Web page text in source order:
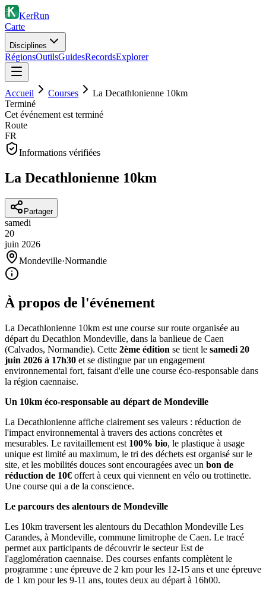
KerRun
Carte
Disciplines
RégionsOutilsGuidesRecordsExplorer
Accueil Courses
La Decathlonienne 10km
Terminé
Cet événement est terminé
Route
FR
Informations vérifiées
La Decathlonienne 10km
Partager
samedi
20
juin 2026
Mondeville·Normandie
À propos de l'événement
La Decathlonienne 10km est une course sur route organisée au
départ du Decathlon Mondeville, dans la banlieue de Caen
(Calvados, Normandie). Cette 2ème édition se tient le samedi 20
juin 2026 à 17h30 et se distingue par un engagement
environnemental fort, faisant d'elle une course éco-responsable dans
la région caennaise.
Un 10km éco-responsable au départ de Mondeville
La Decathlonienne affiche clairement ses valeurs : réduction de
l'impact environnemental à travers des actions concrètes et
mesurables. Le ravitaillement est 100% bio, le plastique à usage
unique est limité au maximum, le tri des déchets est organisé sur le
site, et les mobilités douces sont encouragées avec un bon de
réduction de 10€ offert à ceux qui viennent en vélo ou trottinette.
Une course qui a de la conscience.
Le parcours des alentours de Mondeville
Les 10km traversent les alentours du Decathlon Mondeville Les
Carandes, à Mondeville, commune limitrophe de Caen. Le tracé
permet aux participants de découvrir le secteur Est de
l'agglomération caennaise. Des courses enfants complètent le
programme : une épreuve de 2 km pour les 12-15 ans et une épreuve
de 1 km pour les 9-11 ans, toutes deux au départ à 16h00.